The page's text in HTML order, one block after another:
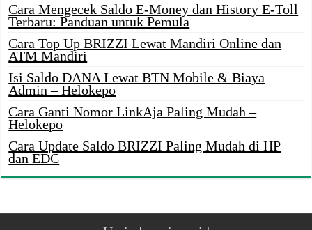
Cara Mengecek Saldo E-Money dan History E-Toll
Terbaru: Panduan untuk Pemula
Cara Top Up BRIZZI Lewat Mandiri Online dan
ATM Mandiri
Isi Saldo DANA Lewat BTN Mobile & Biaya
Admin – Helokepo
Cara Ganti Nomor LinkAja Paling Mudah –
Helokepo
Cara Update Saldo BRIZZI Paling Mudah di HP
dan EDC